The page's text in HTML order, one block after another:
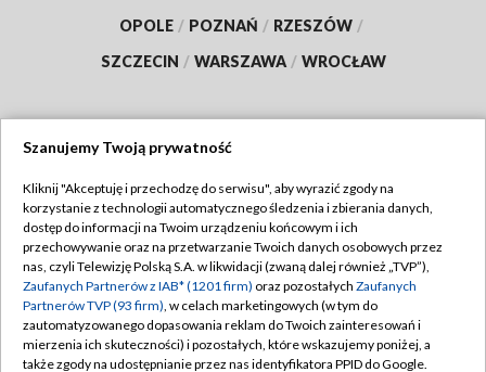
OPOLE / POZNAŃ / RZESZÓW /
SZCZECIN / WARSZAWA / WROCŁAW
TVP
Abonament TVP
Emisja w TVP
Centrum informacji TVP
Naziemna Telewizja Cyfrowa
Regulamin TVP
Polityka prywatności
Moje zgody
Pomoc
Szanujemy Twoją prywatność
Kliknij "Akceptuję i przechodzę do serwisu", aby wyrazić zgody na
korzystanie z technologii automatycznego śledzenia i zbierania danych,
dostęp do informacji na Twoim urządzeniu końcowym i ich
przechowywanie oraz na przetwarzanie Twoich danych osobowych przez
nas, czyli Telewizję Polską S.A. w likwidacji (zwaną dalej również „TVP”),
Zaufanych Partnerów z IAB* (1201 firm) oraz pozostałych Zaufanych
Partnerów TVP (93 firm), w celach marketingowych (w tym do
zautomatyzowanego dopasowania reklam do Twoich zainteresowań i
mierzenia ich skuteczności) i pozostałych, które wskazujemy poniżej, a
także zgody na udostępnianie przez nas identyfikatora PPID do Google.